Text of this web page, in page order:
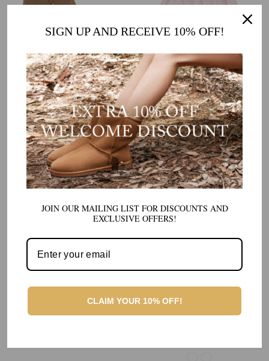
CADDY レディース インナー ジッパー ミニ
UGG ブーツ
4件のレビュー
通
常
価
格
販
売
価
格
$ 108.00 AUD
AU FREE SHIPPING ON ORDERS
OVER $150
パーカーブランケット大人ピンキー
通
常
価
格
販
売
価
格
$ 91.00 AUD
AU FREE SHIPPING ON ORDERS
OVER $150
完売
常
売
$ 76.00 AUD
ート UGG ブーツ
通
販
$ 137.00 AUD
SIGN UP AND RECEIVE 10% OFF!
JOIN OUR MAILING LIST FOR DISCOUNTS AND
EXCLUSIVE OFFERS!
CLAIM YOUR 10% OFF!